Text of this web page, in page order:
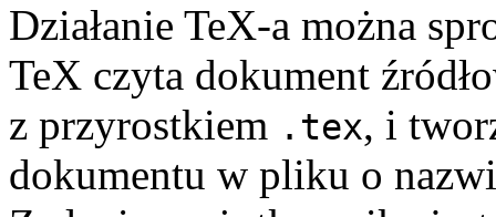
Działanie TeX-a można
TeX czyta dokument
z przyrostkiem .tex, i
dokumentu w pliku o